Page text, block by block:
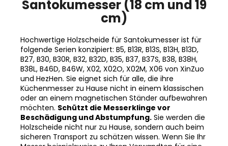
Santokumesser (18 cm und 19
cm)
Hochwertige Holzscheide für Santokumesser ist für
folgende Serien konzipiert: B5, B13R, B13S, B13H, B13D,
B27, B30, B30R, B32, B32D, B35, B37, B37S, B38, B38H,
B38L, B46D, B46W, X02, X02O, X02M, X06 von XinZuo
und HezHen. Sie eignet sich für alle, die ihre
Küchenmesser zu Hause nicht in einem klassischen
oder an einem magnetischen Ständer aufbewahren
möchten. Schützt die Messerklinge vor
Beschädigung und Abstumpfung. Sie werden die
Holzscheide nicht nur zu Hause, sondern auch beim
sicheren Transport zu schätzen wissen. Wenn Sie Ihr